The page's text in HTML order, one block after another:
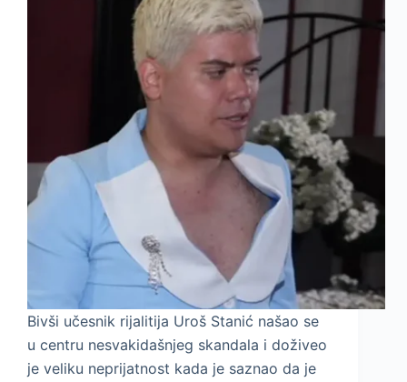
Bivši učesnik rijalitija Uroš Stanić našao se
u centru nesvakidašnjeg skandala i doživeo
je veliku neprijatnost kada je saznao da je